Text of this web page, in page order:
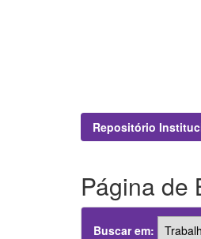
Repositório
Página de
Buscar em: